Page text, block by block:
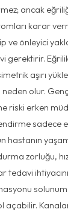
ancak
karar
ve önleyici
gerektirir.
aşırı
neden olur.
riski erken
sadece
hastanın
zorluğu,
tedavi